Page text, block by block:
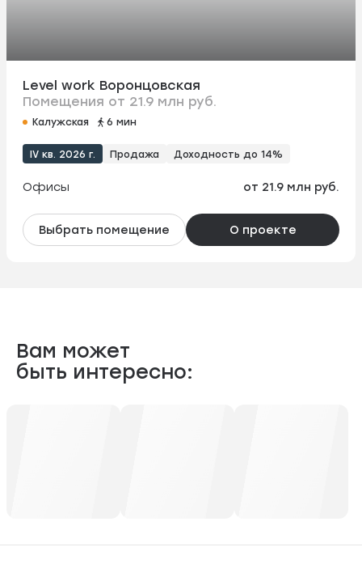
Level work Воронцовская
Помещения от 21.9 млн руб.
Калужская 6 мин
IV кв. 2026 г. Продажа Доходность до 14%
Офисы от 21.9 млн руб.
Выбрать помещение О проекте
Вам может
быть интересно: